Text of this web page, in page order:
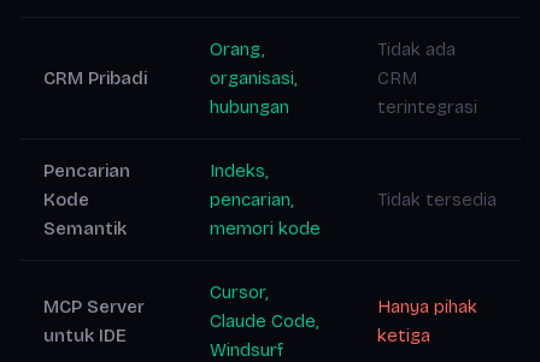
CRM Pribadi
Orang,
organisasi,
hubungan
Tidak ada
CRM
terintegrasi
Pencarian
Kode
Semantik
Indeks,
pencarian,
memori kode
Tidak tersedia
MCP Server
untuk IDE
Cursor,
Claude Code,
Windsurf
Hanya pihak
ketiga